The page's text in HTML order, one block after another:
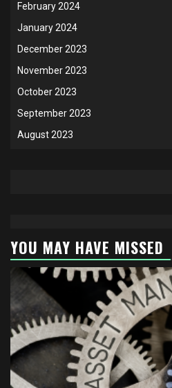
February 2024
January 2024
December 2023
November 2023
October 2023
September 2023
August 2023
YOU MAY HAVE MISSED